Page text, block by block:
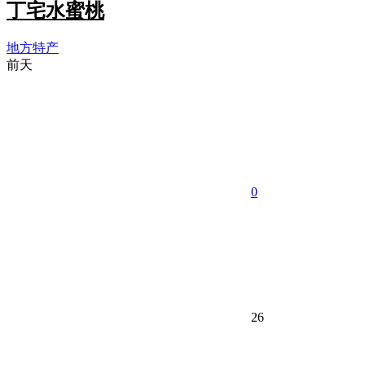
丁宅水蜜桃
地方特产
前天
0
26